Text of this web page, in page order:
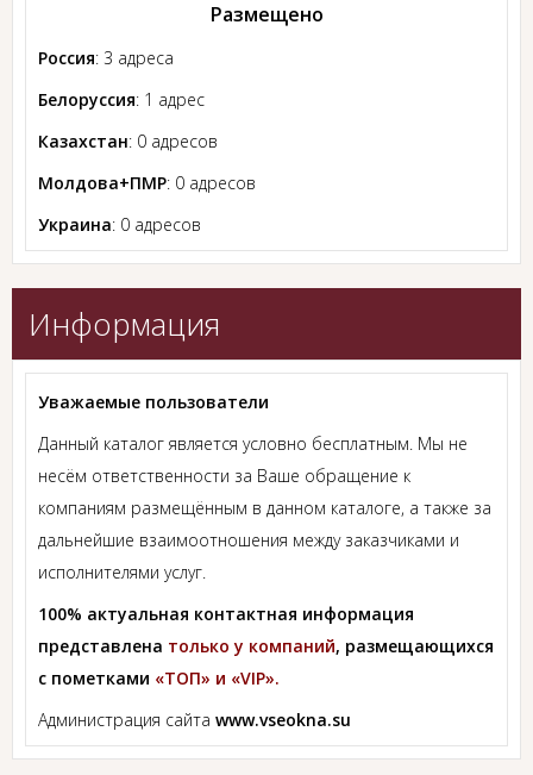
Размещено
Россия: 3 адреса
Белоруссия: 1 адрес
Казахстан: 0 адресов
Молдова+ПМР: 0 адресов
Украина: 0 адресов
Информация
Уважаемые пользователи
Данный каталог является условно бесплатным. Мы не
несём ответственности за Ваше обращение к
компаниям размещённым в данном каталоге, а также за
дальнейшие взаимоотношения между заказчиками и
исполнителями услуг.
100% актуальная контактная информация
представлена только у компаний, размещающихся
с пометками «ТОП» и «VIP».
Администрация сайта www.vseokna.su